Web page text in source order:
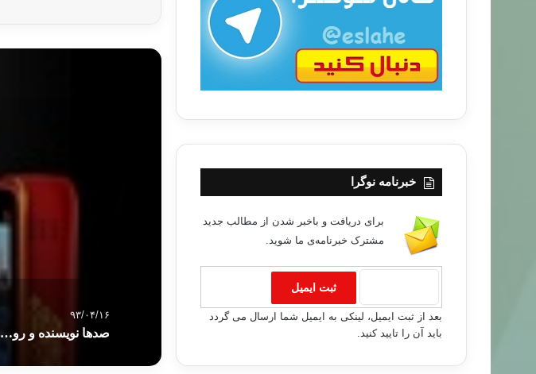
۹۳/۰۴/۱۶
صدها نویسنده و روشنفکر در مصر خواستار انحلال قانون منع تظاهرات شدند
خبرنامه نوگرا
برای دریافت و باخبر شدن از مطالب جدید
مشترک خبرنامه‌ی ما شوید.
بعد از ثبت ایمیل، لینکی به ایمیل شما ارسال می گردد
باید آن را تایید کنید.